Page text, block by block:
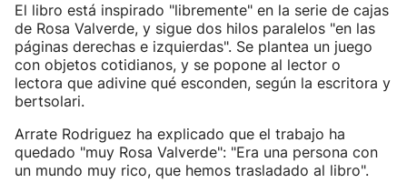
El libro está inspirado "libremente" en la serie de cajas
de Rosa Valverde, y sigue dos hilos paralelos "en las
páginas derechas e izquierdas". Se plantea un juego
con objetos cotidianos, y se popone al lector o
lectora que adivine qué esconden, según la escritora y
bertsolari.
Arrate Rodriguez ha explicado que el trabajo ha
quedado "muy Rosa Valverde": "Era una persona con
un mundo muy rico, que hemos trasladado al libro".